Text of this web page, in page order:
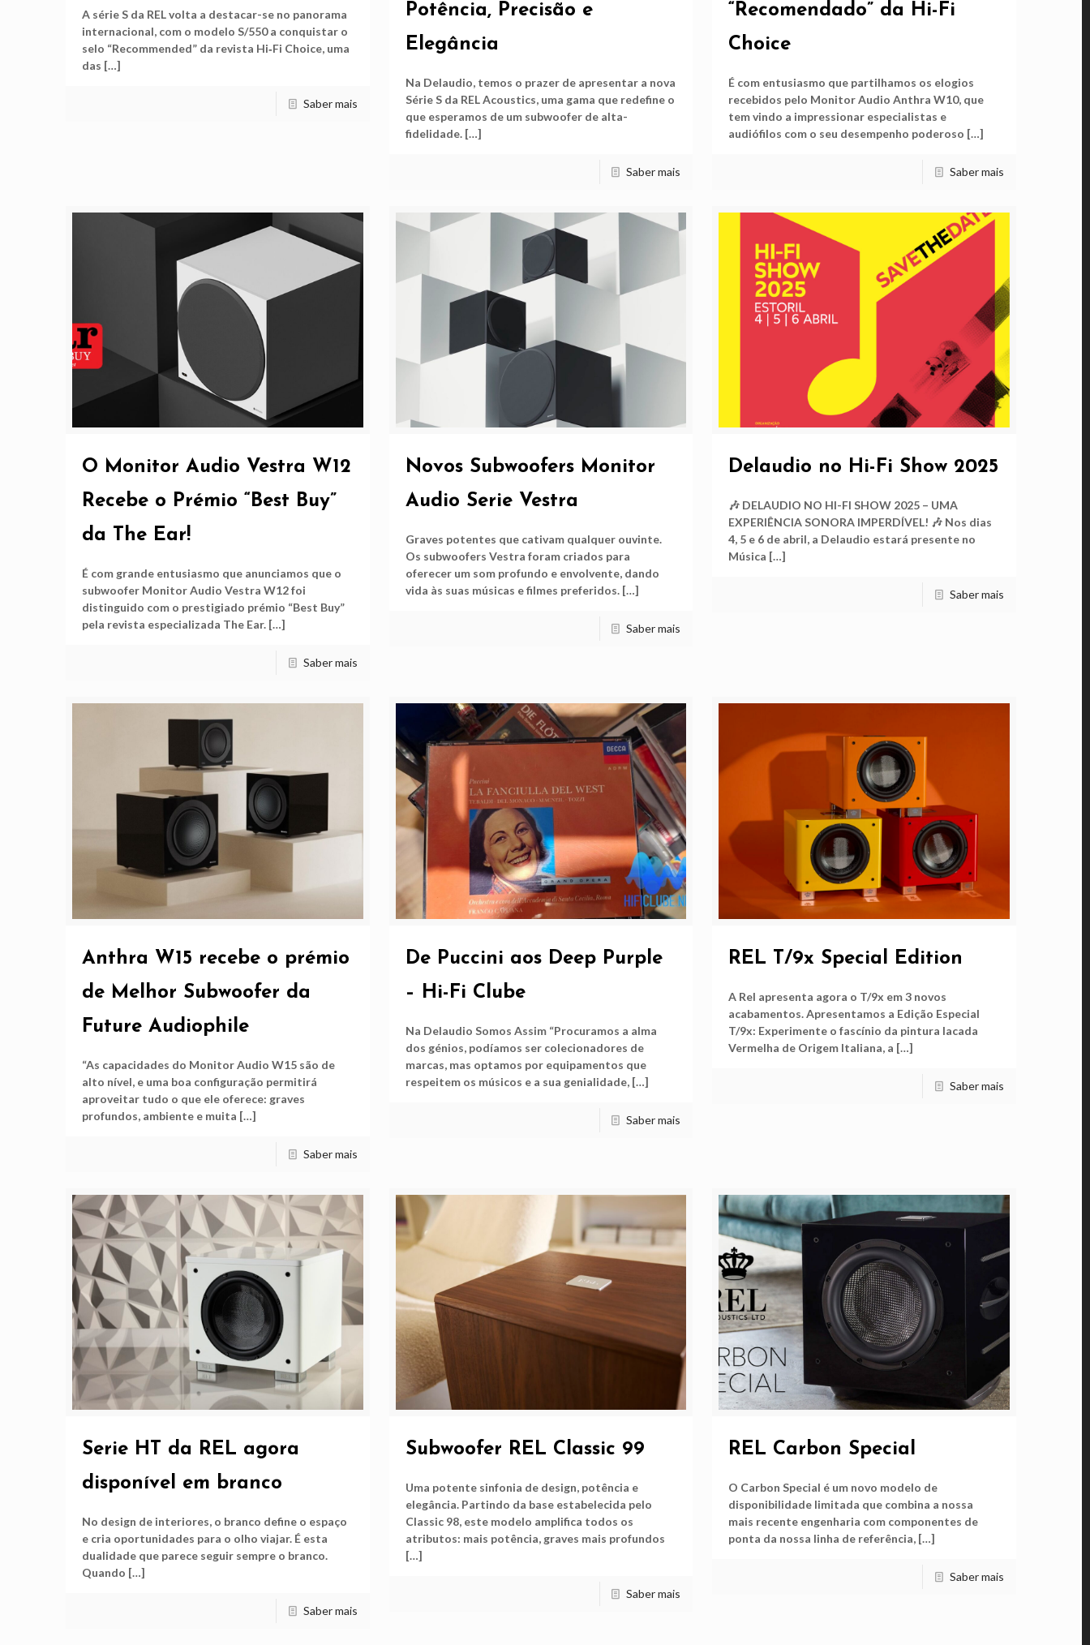
A série S da REL volta a destacar-se no panorama
internacional, com o modelo S/550 a conquistar o
selo “Recommended” da revista Hi‑Fi Choice, uma
das […]
Saber mais
Potência, Precisão e
Elegância
Na Delaudio, temos o prazer de apresentar a nova
Série S da REL Acoustics, uma gama que redefine o
que esperamos de um subwoofer de alta-
fidelidade.[…]
Saber mais
“Recomendado” da Hi-Fi
Choice
É com entusiasmo que partilhamos os elogios
recebidos pelo Monitor Audio Anthra W10, que
tem vindo a impressionar especialistas e
audiófilos com o seu desempenho poderoso […]
Saber mais
O Monitor Audio Vestra W12
Recebe o Prémio “Best Buy”
da The Ear!
É com grande entusiasmo que anunciamos que o
subwoofer Monitor Audio Vestra W12 foi
distinguido com o prestigiado prémio “Best Buy”
pela revista especializada The Ear. […]
Saber mais
Novos Subwoofers Monitor
Audio Serie Vestra
Graves potentes que cativam qualquer ouvinte.
Os subwoofers Vestra foram criados para
oferecer um som profundo e envolvente, dando
vida às suas músicas e filmes preferidos.[…]
Saber mais
Delaudio no Hi-Fi Show 2025
🎶 DELAUDIO NO HI-FI SHOW 2025 – UMA
EXPERIÊNCIA SONORA IMPERDÍVEL! 🎶 Nos dias
4, 5 e 6 de abril, a Delaudio estará presente no
Música […]
Saber mais
Anthra W15 recebe o prémio
de Melhor Subwoofer da
Future Audiophile
“As capacidades do Monitor Audio W15 são de
alto nível, e uma boa configuração permitirá
aproveitar tudo o que ele oferece: graves
profundos, ambiente e muita […]
Saber mais
De Puccini aos Deep Purple
– Hi-Fi Clube
Na Delaudio Somos Assim “Procuramos a alma
dos génios, podíamos ser colecionadores de
marcas, mas optamos por equipamentos que
respeitem os músicos e a sua genialidade,[…]
Saber mais
REL T/9x Special Edition
A Rel apresenta agora o T/9x em 3 novos
acabamentos. Apresentamos a Edição Especial
T/9x: Experimente o fascínio da pintura lacada
Vermelha de Origem Italiana, a […]
Saber mais
Serie HT da REL agora
disponível em branco
No design de interiores, o branco define o espaço
e cria oportunidades para o olho viajar. É esta
dualidade que parece seguir sempre o branco.
Quando […]
Saber mais
Subwoofer REL Classic 99
Uma potente sinfonia de design, potência e
elegância. Partindo da base estabelecida pelo
Classic 98, este modelo amplifica todos os
atributos: mais potência, graves mais profundos
[…]
Saber mais
REL Carbon Special
O Carbon Special é um novo modelo de
disponibilidade limitada que combina a nossa
mais recente engenharia com componentes de
ponta da nossa linha de referência, […]
Saber mais